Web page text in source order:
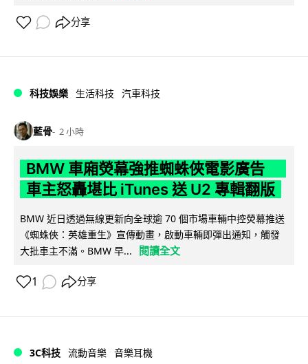
分享
科技娛樂 生活科技 汽車科技
藍骨 2 小時
BMW 車廂熒幕強推蜘蛛俠電影廣告
車主怒轟堪比 iTunes 送 U2 專輯翻版
BMW 近日透過無線更新向全球逾 70 個市場車輛中控熒幕推送
《蜘蛛俠：英雄重生》宣傳動畫，啟動車輛即彈出通知，觸發
大批車主不滿。BMW 早...
閱讀全文
1 分享
3C科技 流動音樂 音樂耳機